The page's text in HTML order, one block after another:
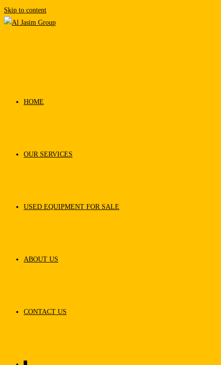
Skip to content
HOME
OUR SERVICES
USED EQUIPMENT FOR SALE
ABOUT US
CONTACT US